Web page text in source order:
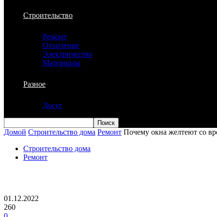
Строительство
Ремонт
Отопление
Электричество
Материалы
Разное
Досуг
Домой Строительство дома Ремонт Почему окна желтеют со
Строительство дома
Ремонт
01.12.2022
260